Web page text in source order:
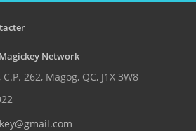
Network
262, Magog, QC, J1X 3W8